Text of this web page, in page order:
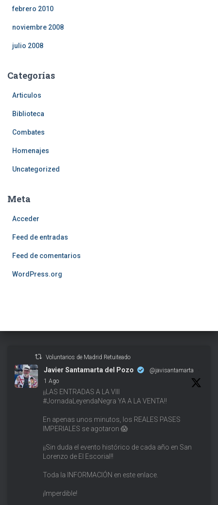
febrero 2010
noviembre 2008
julio 2008
Categorías
Articulos
Biblioteca
Combates
Homenajes
Uncategorized
Meta
Acceder
Feed de entradas
Feed de comentarios
WordPress.org
Voluntarios de Madrid Retuiteado
Javier Santamarta del Pozo @javisantamarta
·
1 Ago
¡¡LAS ENTRADAS A LA VIII
#JornadaLeyendaNegra YA A LA VENTA!!
En apenas unos minutos, los REALES PASES
IMPERIALES se agotaron 😱
¡¡Sin duda el evento histórico de cada año en San
Lorenzo de El Escorial!!
Toda la INFORMACIÓN en este enlace.
¡Imperdible!